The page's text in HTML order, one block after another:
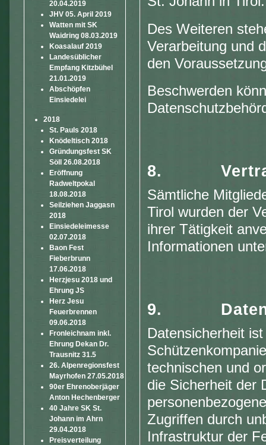
20.04.2019
JHV 05. April 2019
Watten mit SK
Waidring 08.03.2019
Koasalauf 2019
Landesüblicher
Empfang Kitzbühel
21.01.2019
Abschöpfen
Einsiedelei
2018
St. Pauls 2018
Knödeltisch 2018
Gründungsfest SK
Söll 26.08.2018
Eröffnung
Radweltpokal
18.08.2018
Seilziehen Jaggasn
2018
Einsiedeleimesse
02.07.2018
Baon Fest
Fieberbrunn
17.06.2018
Herzjesu 2018 und
Ehrung JS
Herz Jesu
Feuerbrennen
09.06.2018
Fronleichnam inkl.
Ehrung Dekan Dr.
Trausnitz 31.5
26. Alpenregionsfest
Mayrhofen 27.05.2018
90er Ehrenoberjäger
Anton Hechenberger
40 Jahre SK St.
Johann im Ahrn
29.04.2018
Preisverteilung
Des Weiteren
Verarbeitung und
den
Beschwerden
8.
Sämtliche
Tirol wurden der
ihrer Tätigkeit
Informationen
9.
Datensicherheit
technischen und
die Sicherheit der
Zugriffen durch
Infrastruktur der